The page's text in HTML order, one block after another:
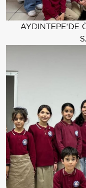
AYDINTEPE'DE